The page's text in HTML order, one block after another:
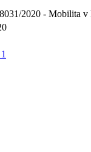
2020 - Mobilita v